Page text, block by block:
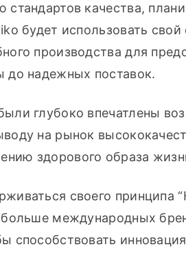
стандартов качества,
будет использовать
производства для
до надежных поставок.
глубоко впечатлены
на рынок
здорового образа
своего принципа
больше международных
способствовать